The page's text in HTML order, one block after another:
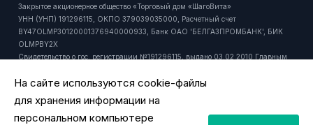
Закрытое акционерное общество «Торговый дом «ШагоВита»
УНН (УНП) 191296115, ОКПО 379039035000, Расчетный счет
BY47OLMP30120001376940000933, Банк ОАО 'БЕЛГАЗПРОМБАНК', БИК
OLMPBY2X
Свидетельство о гос. регистрации №191296115, выдано 03.02.2010 Главным
Регистрационный номер в торговом реестре: 429916 от 24.10.2018г.
пом. 1106.
Время работы офиса - ПН-ПТ 9:00 - 18:00.
На сайте используются cookie-файлы
для хранения информации на
персональном компьютере